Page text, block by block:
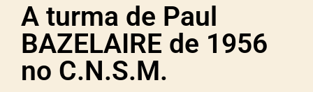
A turma de Paul
BAZELAIRE de 1956
no C.N.S.M.